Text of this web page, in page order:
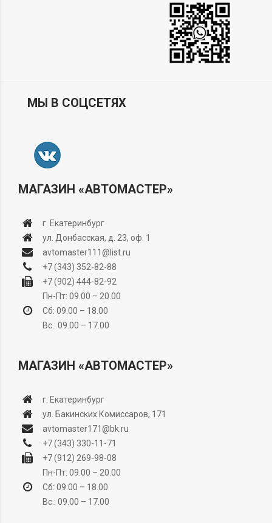
МЫ В СОЦСЕТЯХ
МАГАЗИН «АВТОМАСТЕР»
г. Екатеринбург
ул. Донбасская, д. 23, оф. 1
avtomaster111@list.ru
+7 (343) 352-82-88
+7 (902) 444-82-92
Пн-Пт: 09.00 – 20.00
Сб: 09.00 – 18.00
Вс.: 09.00 – 17.00
МАГАЗИН «АВТОМАСТЕР»
г. Екатеринбург
ул. Бакинских Комиссаров, 171
avtomaster171@bk.ru
+7 (343) 330-11-71
+7 (912) 269-98-08
Пн-Пт: 09.00 – 20.00
Сб: 09.00 – 18.00
Вс.: 09.00 – 17.00